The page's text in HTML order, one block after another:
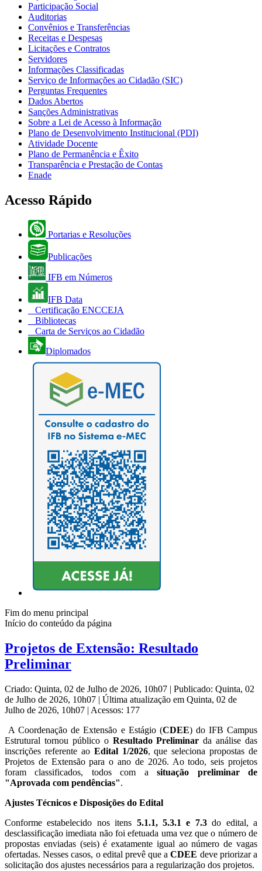
Participação Social
Auditorias
Convênios e Transferências
Receitas e Despesas
Licitações e Contratos
Servidores
Informações Classificadas
Serviço de Informações ao Cidadão (SIC)
Perguntas Frequentes
Dados Abertos
Sanções Administrativas
Sobre a Lei de Acesso à Informação
Plano de Desenvolvimento Institucional (PDI)
Atividade Docente
Plano de Permanência e Êxito
Transparência e Prestação de Contas
Enade
Acesso Rápido
Portarias e Resoluções
Publicações
IFB em Números
IFB Data
Certificação ENCCEJA
Bibliotecas
Carta de Serviços ao Cidadão
Diplomados
Fim do menu principal
Início do conteúdo da página
Projetos de Extensão: Resultado
Preliminar
Criado: Quinta, 02 de Julho de 2026, 10h07 | Publicado: Quinta, 02
de Julho de 2026, 10h07 | Última atualização em Quinta, 02 de
Julho de 2026, 10h07 | Acessos: 177
A Coordenação de Extensão e Estágio (CDEE) do IFB Campus
Estrutural tornou público o Resultado Preliminar da análise das
inscrições referente ao Edital 1/2026, que seleciona propostas de
Projetos de Extensão para o ano de 2026. Ao todo, seis projetos
foram classificados, todos com asituação preliminar de
"Aprovada com pendências".
Ajustes Técnicos e Disposições do Edital
Conforme estabelecido nos itens 5.1.1, 5.3.1 e 7.3do edital, a
desclassificação imediata não foi efetuada uma vez que o número de
propostas enviadas (seis) é exatamente igual ao número de vagas
ofertadas. Nesses casos, o edital prevê que aCDEE deve priorizar a
solicitação dos ajustes necessários para a regularização dos projetos.